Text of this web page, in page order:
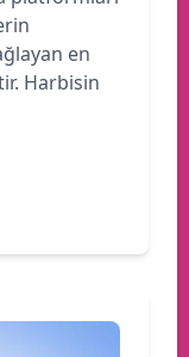
en
Harbisin